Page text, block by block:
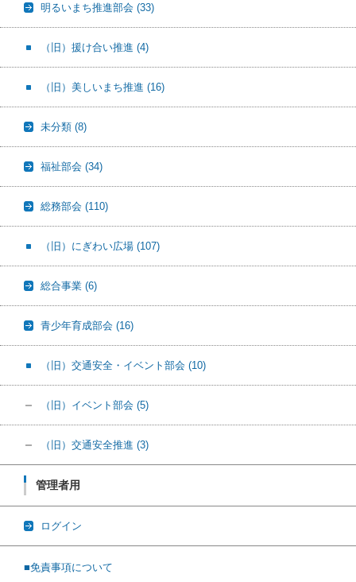
明るいまち推進部会 (33)
（旧）援け合い推進 (4)
（旧）美しいまち推進 (16)
未分類 (8)
福祉部会 (34)
総務部会 (110)
（旧）にぎわい広場 (107)
総合事業 (6)
青少年育成部会 (16)
（旧）交通安全・イベント部会 (10)
（旧）イベント部会 (5)
（旧）交通安全推進 (3)
管理者用
ログイン
■免責事項について